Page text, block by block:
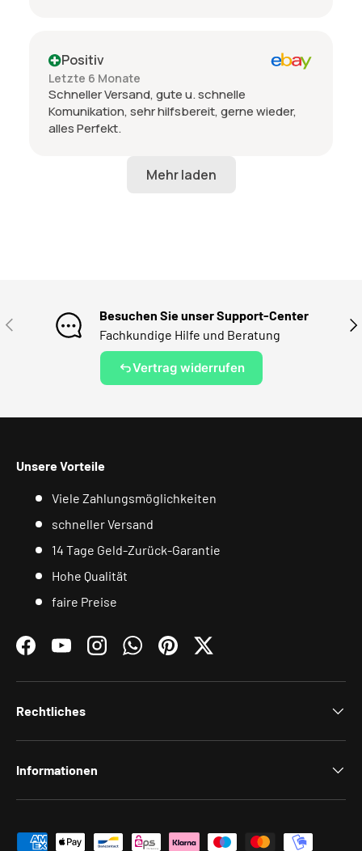
Positiv
Letzte 6 Monate
Schneller Versand, gute u. schnelle
Komunikation, sehr hilfsbereit, gerne wieder,
alles Perfekt.
VORHERIGE
Besuchen Sie unser Support-Center
Fachkundige Hilfe und Beratung
Vertrag widerrufen
Unsere Vorteile
Viele Zahlungsmöglichkeiten
schneller Versand
14 Tage Geld-Zurück-Garantie
Hohe Qualität
faire Preise
FacebookYouTubeInstagramWhatsAppPinterestTwitter
Rechtliches
Informationen
Zahlungsmethoden